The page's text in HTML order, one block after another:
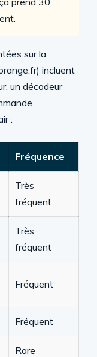
sur la
incluent
un décodeur
:
Fréquence
Très
fréquent
Très
fréquent
Fréquent
Fréquent
Rare